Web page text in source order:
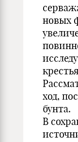
новых
ход,
бунта.
В